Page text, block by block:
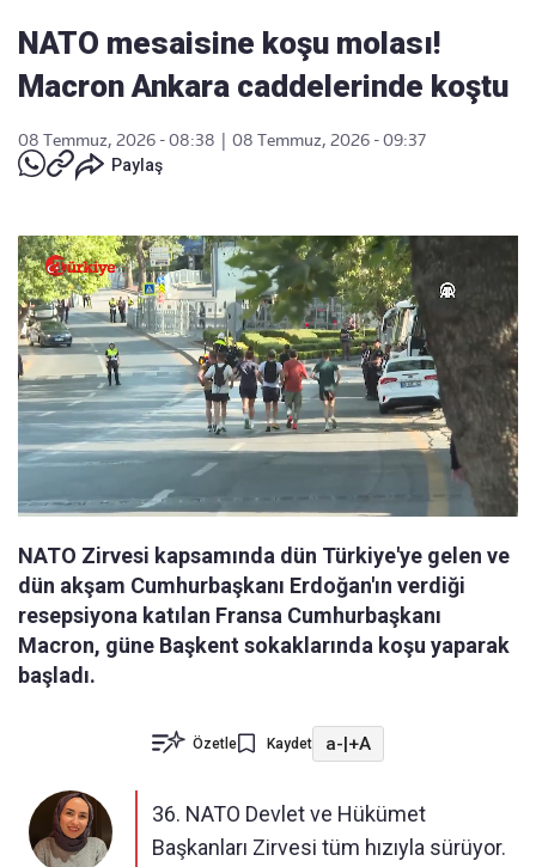
NATO mesaisine koşu molası!
Macron Ankara caddelerinde koştu
08 Temmuz, 2026 - 08:38
08 Temmuz, 2026 - 09:37
Paylaş
NATO Zirvesi kapsamında dün Türkiye'ye gelen ve
dün akşam Cumhurbaşkanı Erdoğan'ın verdiği
resepsiyona katılan Fransa Cumhurbaşkanı
Macron, güne Başkent sokaklarında koşu yaparak
başladı.
Özetle Kaydet a-|+A
36. NATO Devlet ve Hükümet
Başkanları Zirvesi tüm hızıyla sürüyor.